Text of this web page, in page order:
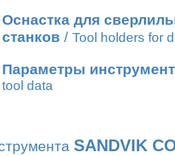
Оснастка для
станков / Tool holders for
Параметры
tool data
SANDVIK